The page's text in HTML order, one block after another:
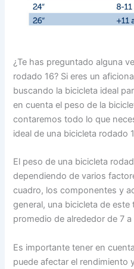
¿Te has preguntado alguna
rodado 16? Si eres un
buscando la bicicleta ideal
en cuenta el peso de la
contaremos todo lo que
ideal de una bicicleta rodado
El peso de una bicicleta
dependiendo de varios
cuadro, los componentes y
general, una bicicleta de
promedio de alrededor de 7
Es importante tener en
puede afectar el rendimiento